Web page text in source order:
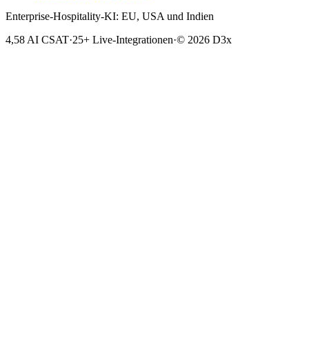
Enterprise-Hospitality-KI: EU, USA und Indien
4,58 AI CSAT·25+ Live-Integrationen·© 2026 D3x